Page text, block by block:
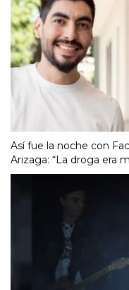
Así fue la noche con
Arizaga: “La droga era